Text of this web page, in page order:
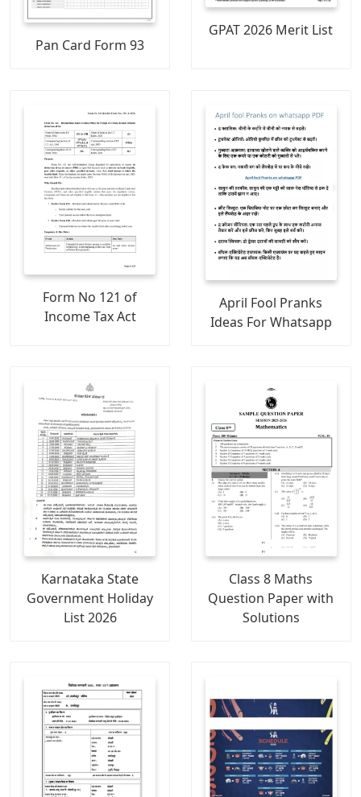
Pan Card Form 93
GPAT 2026 Merit List
Form No 121 of
Income Tax Act
April Fool Pranks
Ideas For Whatsapp
Karnataka State
Government Holiday
List 2026
Class 8 Maths
Question Paper with
Solutions